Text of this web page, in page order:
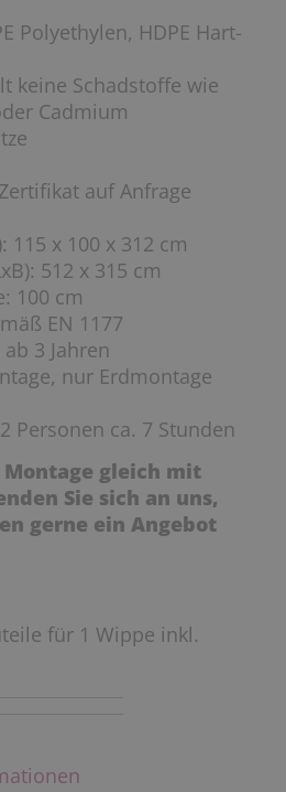
Polyethylen, HDPE Hart-
keine Schadstoffe wie
Cadmium
auf Anfrage
115 x 100 x 312 cm
512 x 315 cm
100 cm
EN 1177
3 Jahren
nur Erdmontage
Personen ca. 7 Stunden
Montage gleich mit
Sie sich an uns,
gerne ein Angebot
für 1 Wippe inkl.